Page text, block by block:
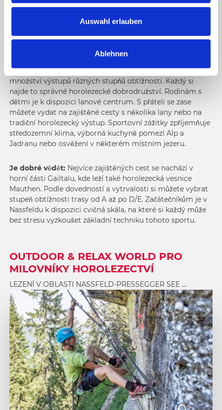
Auswahl erlauben
Ablehnen
při slézání hor a šplhání na vrcholky. Oblíbeným místem
horolezeckými trasami. Odměnou za zdolání vrcholu jsou
výhledy na okolní hory, ze kterých se tají dech.
horolezectví na hranicích s Itálií a nabízí neuvěřitelné
množství výstupů různých stupňů obtížnosti. Každý si
najde to správné horolezecké dobrodružství. Rodinám s
dětmi je k dispozici lanové centrum. S přáteli se zase
můžete vydat na zajištěné cesty s několika lany nebo na
tradiční horolezecký výstup. Sportovní zážitky zpříjemňuje
středozemní klima, výborná kuchyně pomezí Alp a
Jadranu nebo osvěžení v některém místním jezeru.
Je dobré vědět: Nejvíce zajištěných cest se nachází v
horní části Gailtalu, kde leží také horolezecká vesnice
Mauthen. Podle dovedností a vytrvalosti si můžete vybrat
stupeň obtížnosti trasy od A až po D/E. Začátečníkům je v
Nassfeldu k dispozici cvičná skála, na které si každý může
bez stresu vyzkoušet základní techniku tohoto sportu.
OUTDOOR & RELAX WORLD PRO
MILOVNÍKY HOROLEZECTVÍ
LEZENÍ V OBLASTI NASSFELD-PRESSEGGER SEE …